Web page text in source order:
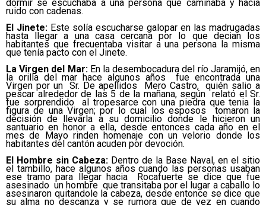
dormir se escuchaba a una persona que caminaba y hacia
ruido con cadenas.
El Jinete: Este solía escucharse galopar en las madrugadas
hasta llegar a una casa cercana por lo que decian los
habitantes que frecuentaba visitar a una persona la misma
que tenía pacto con el Jinete.
La Virgen del Mar:En la desembocadura del río Jaramijó, en
la orilla del mar hace algunos años fue encontrada una
Virgen por un Sr. De apellidos Mero Castro, quién salio a
pescar alrededor de las 5 de la mañana, según relató el Sr.
fue sorprendido al tropesarce con una piedra que tenia la
figura de una Virgen; por lo cual los esposos tomaron la
decisión de llevarla a su domicilio donde le hicieron un
santuario en honor a ella, desde entonces cada año en el
mes de Mayo rinden homenaje con un velorio donde los
habitantes del cantón acuden por devoción.
El Hombre sin Cabeza: Dentro de la Base Naval, en el sitio
el tambillo, hace algunos años cuando las personas usaban
ese tramo para llegar hacia Rocafuerte se dice que fue
asesinado un hombre que transitaba por el lugar a caballo lo
asesinaron quitandole la cabeza, desde entonce se dice que
su alma no descanza y se rumora que de vez en cuando